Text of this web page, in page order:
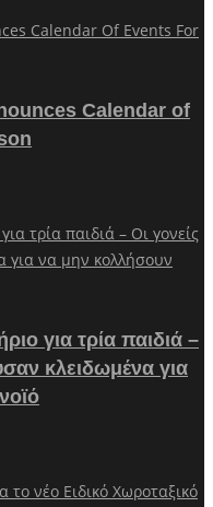
Calendar of
για τρία παιδιά –
κλειδωμένα για